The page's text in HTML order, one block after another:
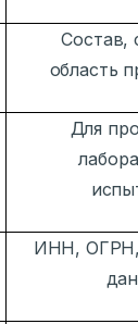
Состав,
область
Для
ИНН, ОГРН,